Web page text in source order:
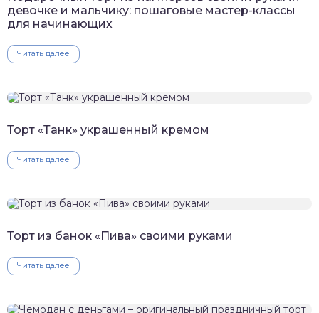
девочке и мальчику: пошаговые мастер-классы
для начинающих
Читать далее
Торт «Танк» украшенный кремом
Читать далее
Торт из банок «Пива» своими руками
Читать далее